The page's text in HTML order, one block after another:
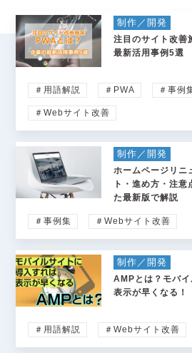
制作／開発
注目のサイト改善
最新活用事例5選
＃用語解説 ＃PWA ＃事例
＃Webサイト改善
制作／開発
ホームページリニ
ト・進め方・注
た最新版で解説
＃事例集 ＃Webサイト改善
制作／開発
AMPとは？モバ
表示が早くなる！
＃用語解説 ＃Webサイト改善